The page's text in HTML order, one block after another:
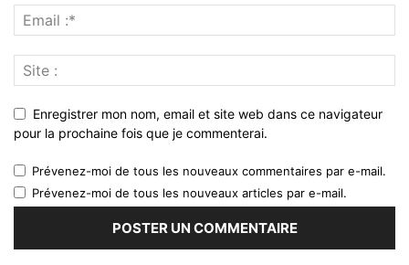
Enregistrer mon nom, email et site web dans ce navigateur
pour la prochaine fois que je commenterai.
Prévenez-moi de tous les nouveaux commentaires par e-mail.
Prévenez-moi de tous les nouveaux articles par e-mail.